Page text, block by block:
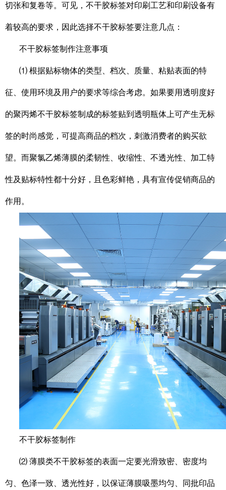
切张和复卷等。可见，不干胶标签对印刷工艺和印刷设备有
着较高的要求，因此选择不干胶标签要注意几点：
不干胶标签制作注意事项
⑴ 根据贴标物体的类型、档次、质量、粘贴表面的特
征、使用环境及用户的要求等综合考虑。如果要用透明度好
的聚丙烯不干胶标签制成的标签贴到透明瓶体上可产生无标
签的时尚感觉，可提高商品的档次，刺激消费者的购买欲
望。而聚氯乙烯薄膜的柔韧性、收缩性、不透光性、加工特
性及贴标特性都十分好，且色彩鲜艳，具有宣传促销商品的
作用。
不干胶标签制作
⑵ 薄膜类不干胶标签的表面一定要光滑致密、密度均
匀、色泽一致、透光性好，以保证薄膜吸墨均匀、同批印品